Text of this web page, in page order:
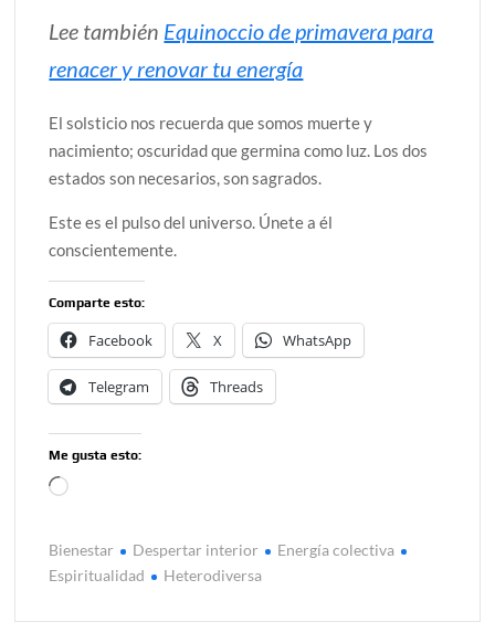
Lee también Equinoccio de primavera para
renacer y renovar tu energía
El solsticio nos recuerda que somos muerte y
nacimiento; oscuridad que germina como luz. Los dos
estados son necesarios, son sagrados.
Este es el pulso del universo. Únete a él
conscientemente.
Comparte esto:
Facebook X WhatsApp
Telegram Threads
Me gusta esto:
Cargando...
Bienestar Despertar interior
Energía colectiva
Espiritualidad
Heterodiversa